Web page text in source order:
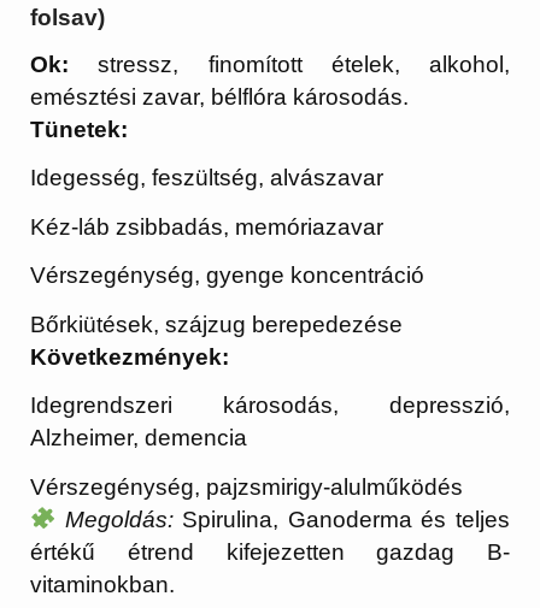
folsav)
Ok: stressz, finomított ételek, alkohol,
emésztési zavar, bélflóra károsodás.
Tünetek:
Idegesség, feszültség, alvászavar
Kéz-láb zsibbadás, memóriazavar
Vérszegénység, gyenge koncentráció
Bőrkiütések, szájzug berepedezése
Következmények:
Idegrendszeri károsodás, depresszió,
Alzheimer, demencia
Vérszegénység, pajzsmirigy-alulműködés
Megoldás:Spirulina, Ganoderma és teljes
értékű étrend kifejezetten gazdag B-
vitaminokban.